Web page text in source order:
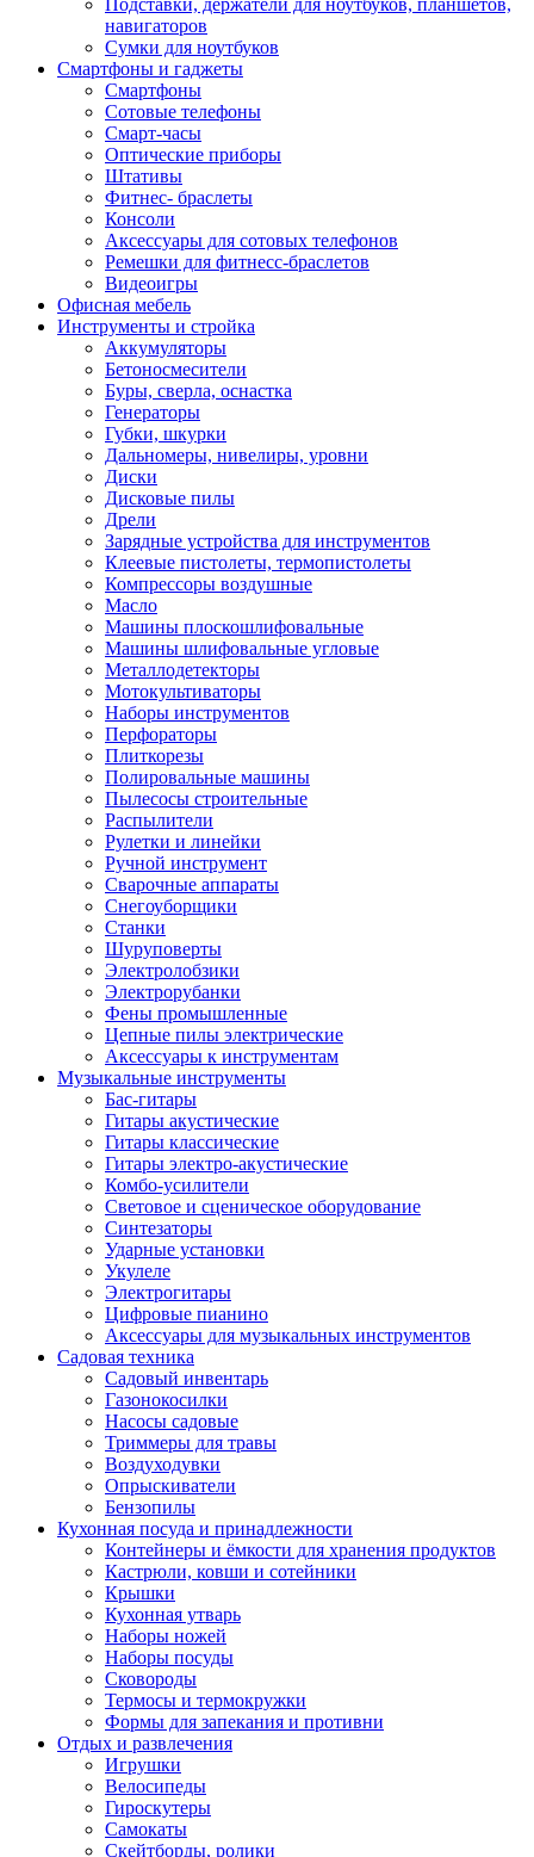
Подставки, держатели для ноутбуков, планшетов,
навигаторов
Сумки для ноутбуков
Смартфоны и гаджеты
Смартфоны
Сотовые телефоны
Смарт-часы
Оптические приборы
Штативы
Фитнес- браслеты
Консоли
Аксессуары для сотовых телефонов
Ремешки для фитнесс-браслетов
Видеоигры
Офисная мебель
Инструменты и стройка
Аккумуляторы
Бетоносмесители
Буры, сверла, оснастка
Генераторы
Губки, шкурки
Дальномеры, нивелиры, уровни
Диски
Дисковые пилы
Дрели
Зарядные устройства для инструментов
Клеевые пистолеты, термопистолеты
Компрессоры воздушные
Масло
Машины плоскошлифовальные
Машины шлифовальные угловые
Металлодетекторы
Мотокультиваторы
Наборы инструментов
Перфораторы
Плиткорезы
Полировальные машины
Пылесосы строительные
Распылители
Рулетки и линейки
Ручной инструмент
Сварочные аппараты
Снегоуборщики
Станки
Шуруповерты
Электролобзики
Электрорубанки
Фены промышленные
Цепные пилы электрические
Аксессуары к инструментам
Музыкальные инструменты
Бас-гитары
Гитары акустические
Гитары классические
Гитары электро-акустические
Комбо-усилители
Световое и сценическое оборудование
Синтезаторы
Ударные установки
Укулеле
Электрогитары
Цифровые пианино
Аксессуары для музыкальных инструментов
Садовая техника
Садовый инвентарь
Газонокосилки
Насосы садовые
Триммеры для травы
Воздуходувки
Опрыскиватели
Бензопилы
Кухонная посуда и принадлежности
Контейнеры и ёмкости для хранения продуктов
Кастрюли, ковши и сотейники
Крышки
Кухонная утварь
Наборы ножей
Наборы посуды
Сковороды
Термосы и термокружки
Формы для запекания и противни
Отдых и развлечения
Игрушки
Велосипеды
Гироскутеры
Самокаты
Скейтборды, ролики